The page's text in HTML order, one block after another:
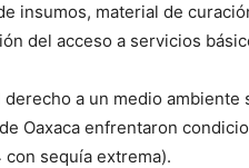
insumos, material de
del acceso a servicios
derecho a un medio
Oaxaca enfrentaron
con sequía extrema).